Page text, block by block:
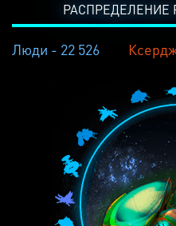
РАСПРЕДЕЛЕНИЕ
Люди - 22 526